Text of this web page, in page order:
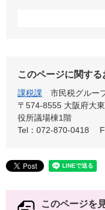
このページに関す
課税課
市民税グルー
〒574-8555 大阪府大
役所議場棟1階
Tel：072-870-0418
このページを